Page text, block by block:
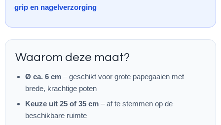
grip en nagelverzorging
Waarom deze maat?
Ø ca. 6 cm – geschikt voor grote papegaaien met
brede, krachtige poten
Keuze uit 25 of 35 cm – af te stemmen op de
beschikbare ruimte